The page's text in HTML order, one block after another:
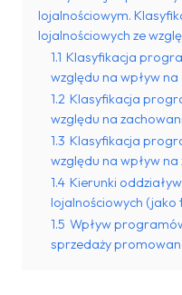
lojalnościowym.
lojalnościowych ze
1.1 Klasyfikacja
względu na wpływ na
1.2 Klasyfikacja
względu na
1.3 Klasyfikacja
względu na wpływ
1.4 Kierunki
lojalnościowych (jako
1.5 Wpływ
sprzedaży